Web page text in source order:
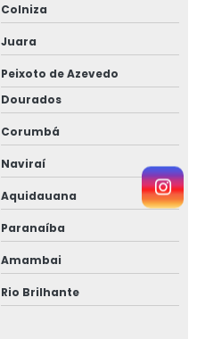
Colniza
Juara
Peixoto de Azevedo
Dourados
Corumbá
Naviraí
Aquidauana
Paranaíba
Amambai
Rio Brilhante